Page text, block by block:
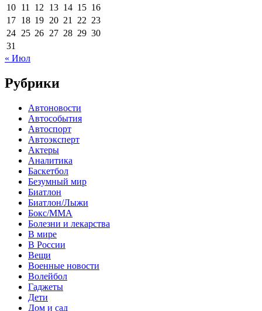
10 11 12 13 14 15 16
17 18 19 20 21 22 23
24 25 26 27 28 29 30
31
« Июл
Рубрики
Автоновости
Автособытия
Автоспорт
Автоэксперт
Актеры
Аналитика
Баскетбол
Безумный мир
Биатлон
Биатлон/Лыжи
Бокс/MMA
Болезни и лекарства
В мире
В России
Вещи
Военные новости
Волейбол
Гаджеты
Дети
Дом и сад